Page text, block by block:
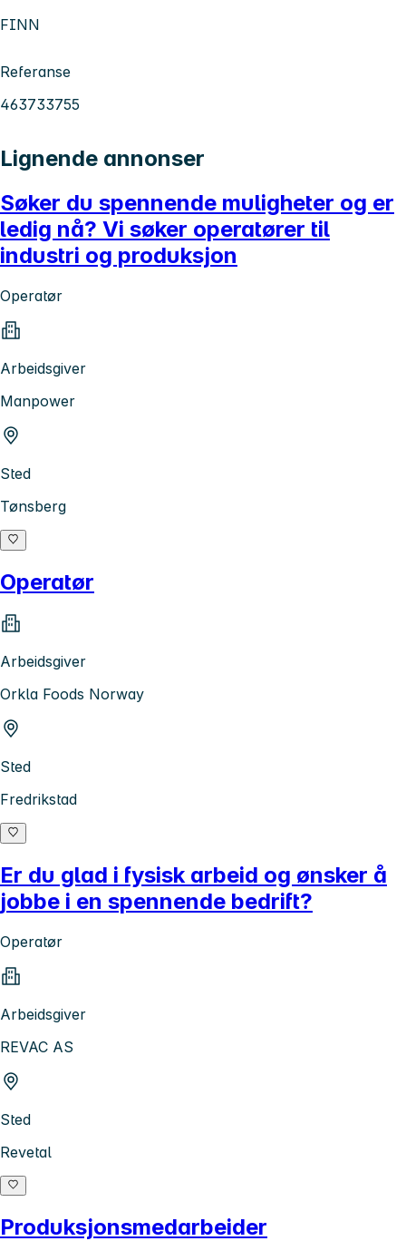
FINN
Referanse
463733755
Lignende annonser
Søker du spennende muligheter og er
ledig nå? Vi søker operatører til
industri og produksjon
Operatør
Arbeidsgiver
Manpower
Sted
Tønsberg
Operatør
Arbeidsgiver
Orkla Foods Norway
Sted
Fredrikstad
Er du glad i fysisk arbeid og ønsker å
jobbe i en spennende bedrift?
Operatør
Arbeidsgiver
REVAC AS
Sted
Revetal
Produksjonsmedarbeider